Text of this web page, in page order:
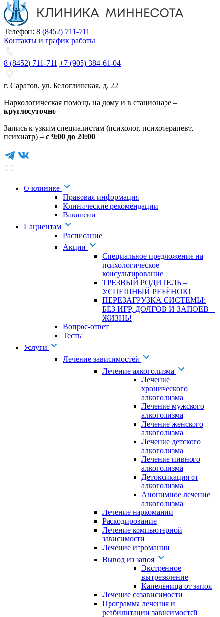
Телефон: 8 (8452) 711-711
Контакты и график работы
8 (8452) 711-711 +7 (905) 384-61-04
г. Саратов, ул. Белоглинская, д. 22
Наркологическая помощь на дому и в стационаре –
круглосуточно
Запись к узким специалистам (психолог, психотерапевт,
психиатр) – с 9:00 до 20:00
О клинике
Правовая информация
Клинические рекомендации
Вакансии
Пациентам
Расписание
Акции
Специальное предложение на
психологическое
консультирование
ТРЕЗВЫЙ РОДИТЕЛЬ –
УСПЕШНЫЙ РЕБЁНОК!
ПЕРЕЗАГРУЗКА СИСТЕМЫ:
БЕЗ ИГР, ДОЛГОВ И ЗАПОЕВ –
ЖИЗНЬ!
Вопрос-ответ
Тесты
Услуги
Лечение зависимостей
Лечение алкоголизма
Лечение
хронического
алкоголизма
Лечение мужского
алкоголизма
Лечение женского
алкоголизма
Лечение детского
алкоголизма
Лечение пивного
алкоголизма
Детоксикация от
алкоголизма
Анонимное лечение
алкоголизма
Лечение наркомании
Раскодирование
Лечение компьютерной
зависимости
Лечение игромании
Вывод из запоя
Экстренное
вытрезвление
Капельница от запоя
Лечение созависимости
Программа лечения и
реабилитации зависимостей